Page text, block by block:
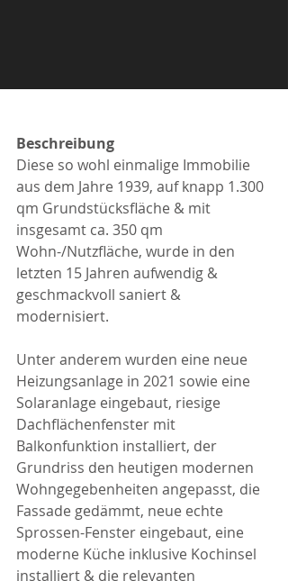
Beschreibung
Diese so wohl einmalige Immobilie
aus dem Jahre 1939, auf knapp 1.300
qm Grundstücksfläche & mit
insgesamt ca. 350 qm
Wohn-/Nutzfläche, wurde in den
letzten 15 Jahren aufwendig &
geschmackvoll saniert &
modernisiert.
Unter anderem wurden eine neue
Heizungsanlage in 2021 sowie eine
Solaranlage eingebaut, riesige
Dachflächenfenster mit
Balkonfunktion installiert, der
Grundriss den heutigen modernen
Wohngegebenheiten angepasst, die
Fassade gedämmt, neue echte
Sprossen-Fenster eingebaut, eine
moderne Küche inklusive Kochinsel
installiert & die relevanten